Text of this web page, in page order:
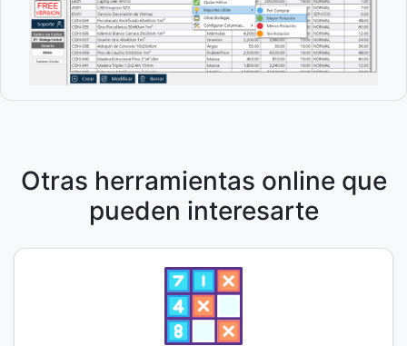
Otras herramientas online que
pueden interesarte